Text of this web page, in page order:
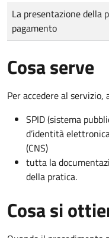
Tipo di pagamento
Importo
La presentazione della
pagamento
Cosa serve
Per accedere al
SPID (sistema
d’identità
(CNS)
tutta la
della pratica.
Cosa si